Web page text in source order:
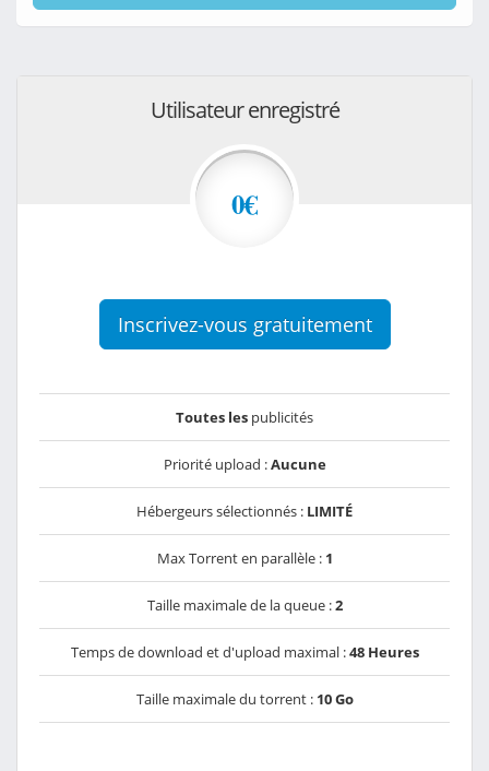
Utilisateur enregistré
0€
Inscrivez-vous gratuitement
Toutes les publicités
Priorité upload :Aucune
Hébergeurs sélectionnés : LIMITÉ
Max Torrent en parallèle : 1
Taille maximale de la queue :2
Temps de download et d'upload maximal :48 Heures
Taille maximale du torrent : 10 Go